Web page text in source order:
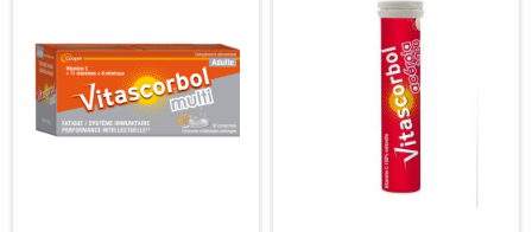
Gammes spécifiques tisanes allaitement et compléments
maternité
Nature